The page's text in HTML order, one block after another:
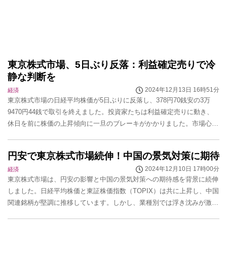
東京株式市場、5日ぶり反落：利益確定売りで冷
静な判断を
経済 2024年12月13日 16時51分
東京株式市場の日経平均株価が5日ぶりに反落し、378円70銭安の3万
9470円44銭で取引を終えました。投資家たちは利益確定売りに動き、
休日を前に株価の上昇傾向に一旦のブレーキがかかりました。市場心理
円安で東京株式市場続伸！中国の景気対策に期待
経済 2024年12月10日 17時00分
東京株式市場は、円安の影響と中国の景気対策への期待感を背景に続伸
しました。日経平均株価と東証株価指数（TOPIX）は共に上昇し、中国
関連銘柄が堅調に推移しています。しかし、業種別では浮き沈みが激し